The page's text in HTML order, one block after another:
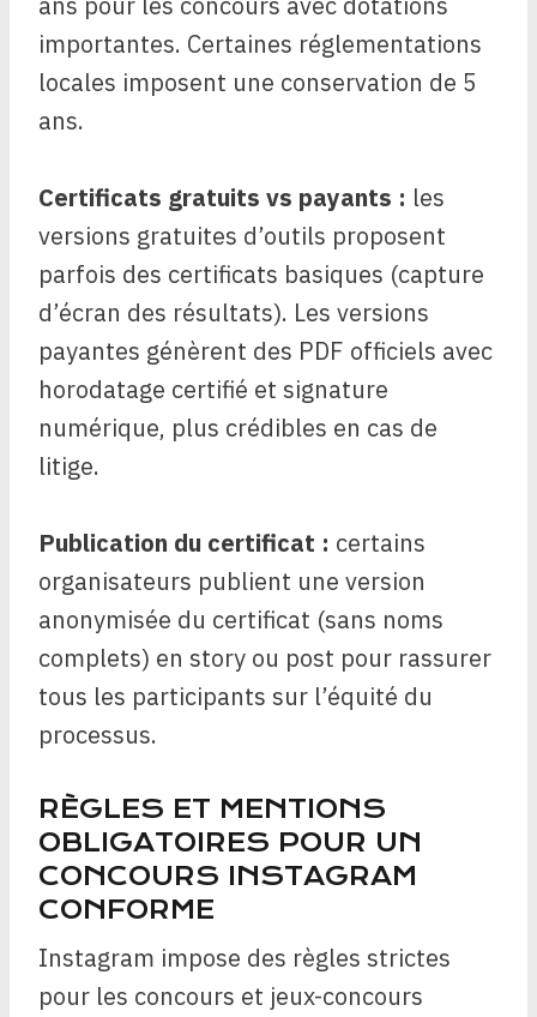
importantes. Certaines réglementations
locales imposent une conservation de 5
ans.
Certificats gratuits vs payants : les
versions gratuites d’outils proposent
parfois des certificats basiques (capture
d’écran des résultats). Les versions
payantes génèrent des PDF officiels avec
horodatage certifié et signature
numérique, plus crédibles en cas de
litige.
Publication du certificat : certains
organisateurs publient une version
anonymisée du certificat (sans noms
complets) en story ou post pour rassurer
tous les participants sur l’équité du
processus.
RÈGLES ET MENTIONS
OBLIGATOIRES POUR UN
CONCOURS INSTAGRAM
CONFORME
Instagram impose des règles strictes
pour les concours et jeux-concours